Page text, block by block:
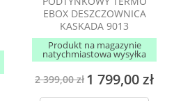
EBOX DESZCZOWNICA
KASKADA 9013
Produkt na magazynie
natychmiastowa wysyłka
2 399,00 zł 1 799,00 zł